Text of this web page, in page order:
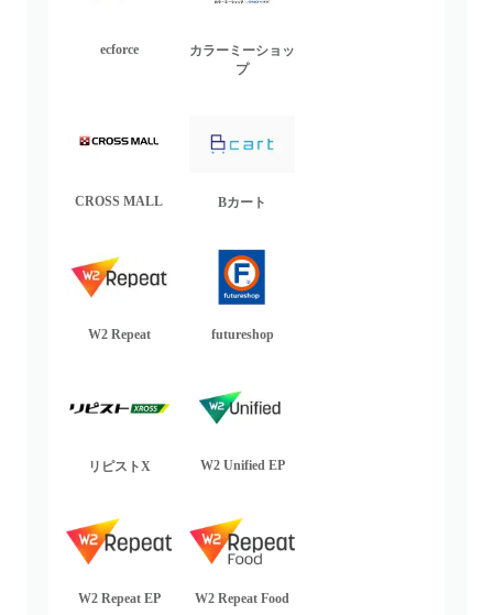
ecforce
カラーミーショッ
プ
CROSS MALL Bカート
W2 Repeat futureshop
リピストX W2 Unified EP
W2 Repeat EP W2 Repeat Food